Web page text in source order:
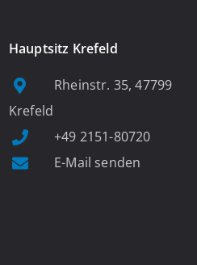
Hauptsitz Krefeld
Rheinstr. 35, 47799
Krefeld
+49 2151-80720
E-Mail senden